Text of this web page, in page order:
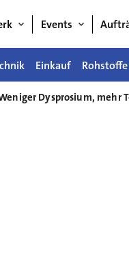
Events
Einkauf Rohstoffe
Dysprosium, mehr